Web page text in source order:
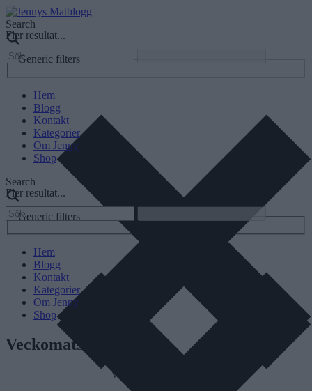
Search
Fler resultat...
Generic filters
Hem
Blogg
Kontakt
Kategorier
Om Jenny
Shop
Search
Fler resultat...
Generic filters
Hem
Blogg
Kontakt
Kategorier
Om Jenny
Shop
Veckomatsedel
Veckomatsedel igen.